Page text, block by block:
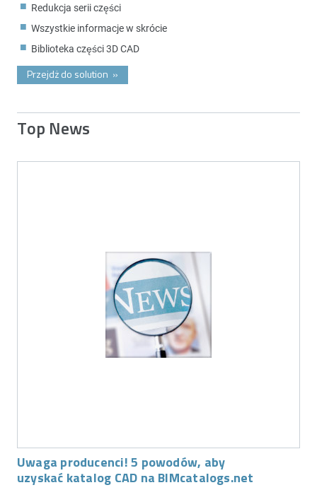
Redukcja serii części
Wszystkie informacje w skrócie
Biblioteka części 3D CAD
Przejdż do solution »
Top News
Uwaga producenci! 5 powodów, aby
uzyskać katalog CAD na BIMcatalogs.net